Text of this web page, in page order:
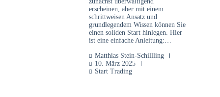
erscheinen, aber mit einem
schrittweisen Ansatz und
grundlegendem Wissen können Sie
einen soliden Start hinlegen. Hier
ist eine einfache Anleitung:…
Matthias Stein-Schillling
10. März 2025
Start Trading